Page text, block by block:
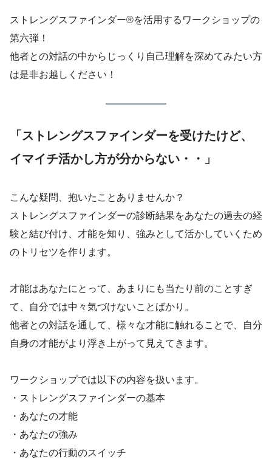
ストレングスファインダー®を活用するワークショップの
第六弾！
他者との対話の中からじっくり自己理解を深めてみたい方
は是非お越しください！
「ストレングスファインダーを受けたけど、
イマイチ活かし方が分からない・・」
こんな疑問、抱いたことありませんか？
ストレングスファインダーの診断結果をあなたの過去の経
験と結び付け、才能を知り、強みとして活かしていくため
のトリセツを作ります。
才能はあなたにとって、あまりにも当たり前のことすぎ
て、自分では中々気づけないことばかり。
他者との対話を通して、様々な才能に触れることで、自分
自身の才能がより浮き上がって見えてきます。
ワークショップでは以下の内容を扱います。
・ストレングスファインダーの基本
・あなたの才能
・あなたの強み
・あなたの行動のスイッチ